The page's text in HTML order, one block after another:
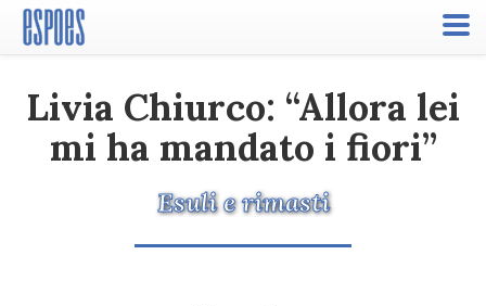
Toggle
Livia Chiurco: “Allora lei
mi ha mandato i fiori”
Esuli e rimasti